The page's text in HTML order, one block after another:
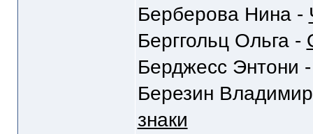
Берберова Нина -
Берггольц Ольга -
Берджесс Энтони
Березин
знаки